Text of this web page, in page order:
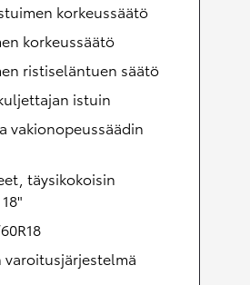
korkeussäätö
korkeussäätö
ristiseläntuen säätö
istuin
vakionopeussäädin
täysikokoisin
varoitusjärjestelmä